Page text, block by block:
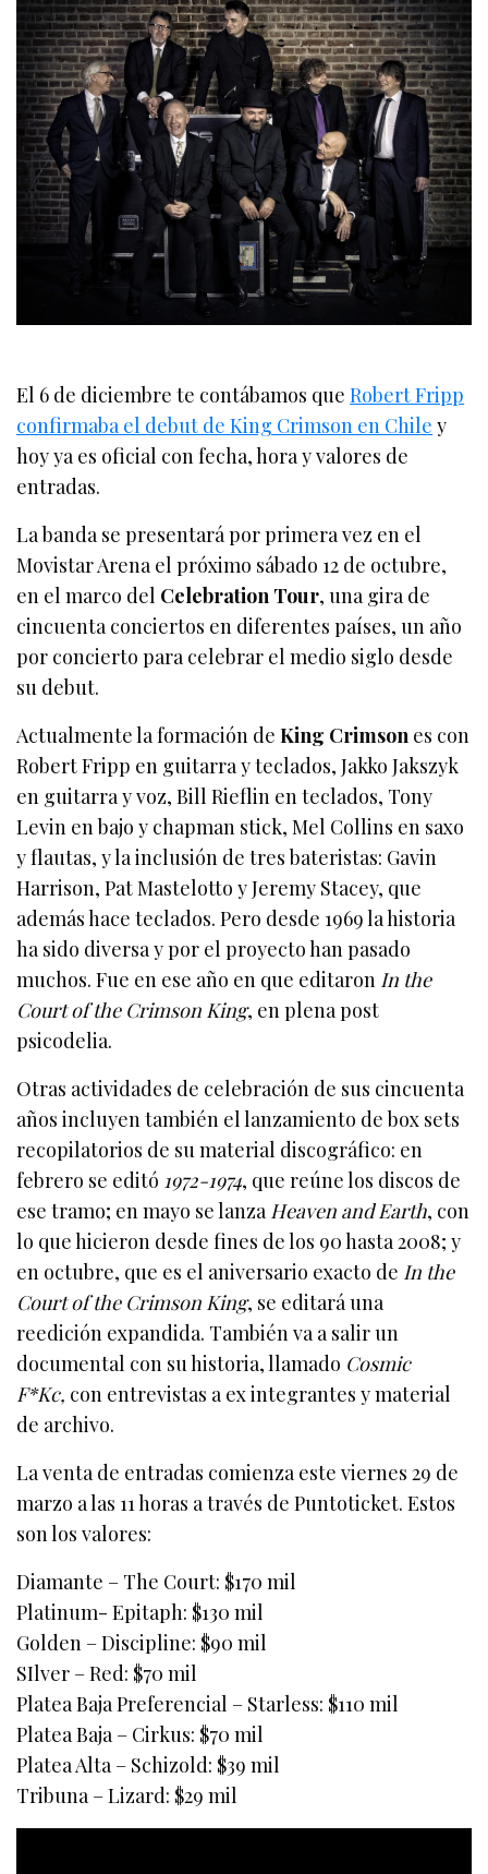
El 6 de diciembre te contábamos queRobert Fripp
confirmaba el debut de King Crimson en Chile y
hoy ya es oficial con fecha, hora y valores de
entradas.
La banda se presentará por primera vez en el
Movistar Arena el próximo sábado 12 de octubre,
en el marco del Celebration Tour, una gira de
cincuenta conciertos en diferentes países, un año
por concierto para celebrar el medio siglo desde
su debut.
Actualmente la formación deKing Crimson es con
Robert Fripp en guitarra y teclados, Jakko Jakszyk
en guitarra y voz, Bill Rieflin en teclados, Tony
Levin en bajo y chapman stick, Mel Collins en saxo
y flautas, y la inclusión de tres bateristas: Gavin
Harrison, Pat Mastelotto y Jeremy Stacey, que
además hace teclados. Pero desde 1969 la historia
ha sido diversa y por el proyecto han pasado
muchos. Fue en ese año en que editaron In the
Court of the Crimson King, en plena post
psicodelia.
Otras actividades de celebración de sus cincuenta
años incluyen también el lanzamiento de box sets
recopilatorios de su material discográfico: en
febrero se editó 1972-1974, que reúne los discos de
ese tramo; en mayo se lanza Heaven and Earth, con
lo que hicieron desde fines de los 90 hasta 2008; y
en octubre, que es el aniversario exacto de In the
Court of the Crimson King, se editará una
reedición expandida. También va a salir un
documental con su historia, llamado Cosmic
F*Kc, con entrevistas a ex integrantes y material
de archivo.
La venta de entradas comienza este viernes 29 de
marzo a las 11 horas a través de Puntoticket. Estos
son los valores:
Diamante – The Court: $170 mil
Platinum- Epitaph: $130 mil
Golden – Discipline: $90 mil
SIlver – Red: $70 mil
Platea Baja Preferencial – Starless: $110 mil
Platea Baja – Cirkus: $70 mil
Platea Alta – Schizold: $39 mil
Tribuna – Lizard: $29 mil